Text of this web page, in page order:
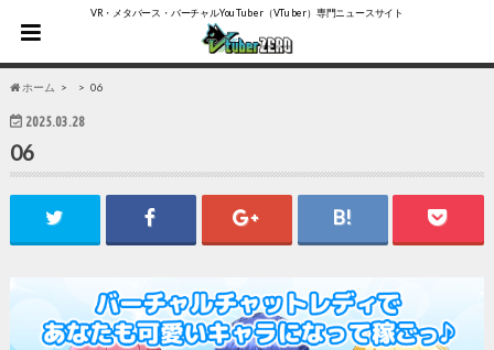
VR・メタバース・バーチャルYouTuber（VTuber）専門ニュースサイト
ホーム 06
2025.03.28
06